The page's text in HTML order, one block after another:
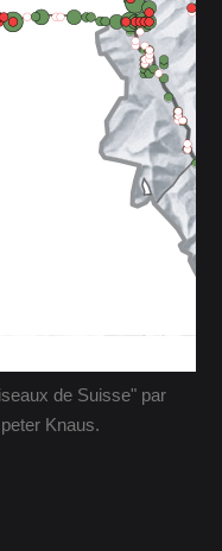
de Suisse" par
Knaus.